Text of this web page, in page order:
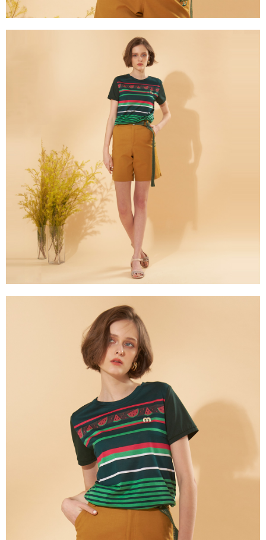
https://aftee.tw/terms/#terms3
３．未成年的使用者請事先徵得法定代理人或監護人之同意方可使用
４．使用「AFTEE先享後付」時，將依據個別帳號之用戶狀況，依本公司即
時審查核予不同之上限額度；若仍有額度不足之情形，本公司將視審查結果
５．嚴禁一人註冊多個帳號或使用他人資訊註冊。若發現惡意使用之情形，
恩沛科技股份有限公司將有權停止該用戶之使用額度並採取法律行動。